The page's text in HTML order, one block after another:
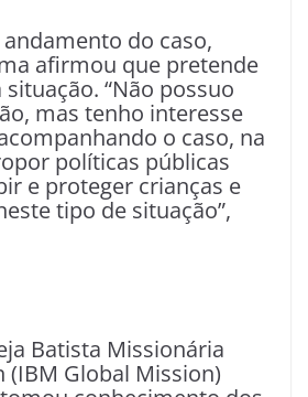
do caso,
afirmou que pretende
“Não possuo
mas tenho interesse
o caso, na
políticas públicas
e proteger crianças e
tipo de situação”,
Batista Missionária
(IBM Global Mission)